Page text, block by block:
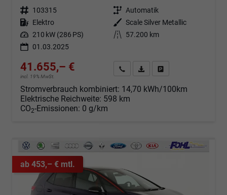
Fahrzeugnr. 103315 Getriebe Automatik
Kraftstoff Elektro Außenfarbe Scale Silver Metallic
Leistung 210 kW (286 PS) Kilometerstand
57.200 km
01.03.2025
41.655,– €
incl. 19% MwSt.
Angebot anfordern
Fahrzeugexpose (PDF)
Stromverbrauch kombiniert: 14,70 kWh/100km
Elektrische Reichweite: 598 km
CO2-Emissionen: 0 g/km
ab 453,– € mtl.